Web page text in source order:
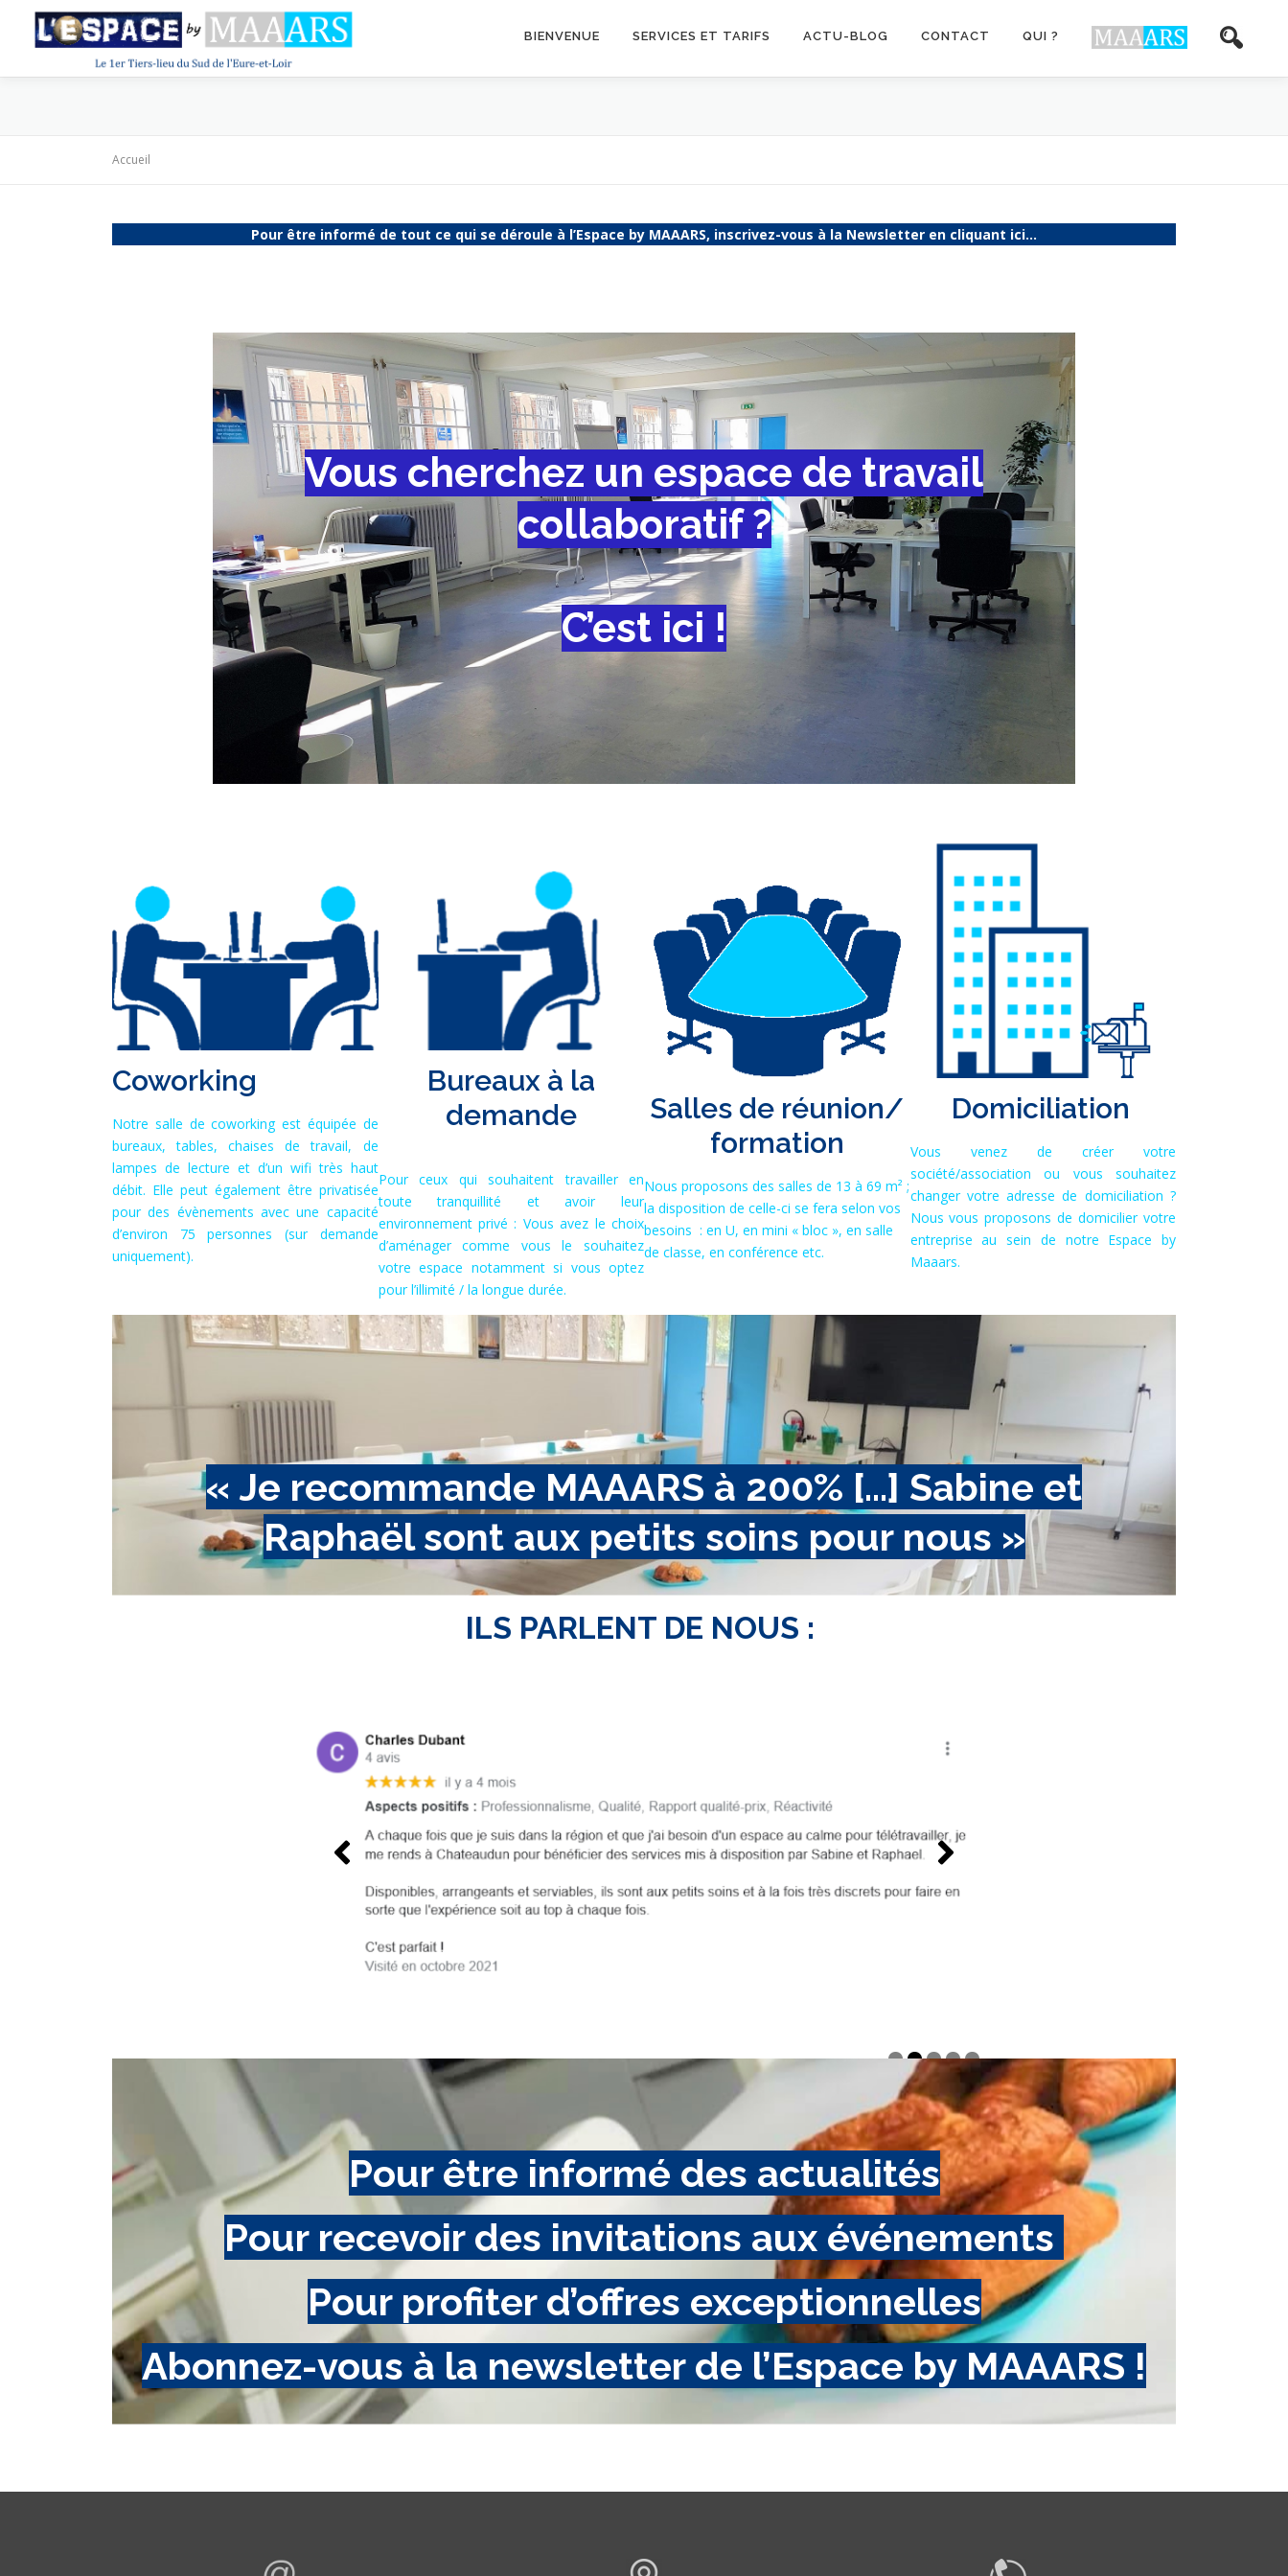
contenu
BIENVENUE SERVICES ET TARIFS ACTU-BLOG CONTACT QUI ?
Accueil
Pour être informé de tout ce qui se déroule à l’Espace by MAAARS, inscrivez-vous à la Newsletter en cliquant ici…
Vous cherchez un espace de travail
collaboratif ?
C’est ici !
Coworking
Notre salle de coworking est équipée de
bureaux, tables, chaises de travail, de
lampes de lecture et d’un wifi très haut
débit. Elle peut également être privatisée
pour des évènements avec une capacité
d’environ 75 personnes (sur demande
uniquement).
Bureaux à la
demande
Pour ceux qui souhaitent travailler en
toute tranquillité et avoir leur
environnement privé : Vous avez le choix
d’aménager comme vous le souhaitez
votre espace notamment si vous optez
pour l’illimité / la longue durée.
Salles de réunion/
formation
Nous proposons des salles de 13 à 69 m² ;
la disposition de celle-ci se fera selon vos
besoins : en U, en mini « bloc », en salle
de classe, en conférence etc.
Domiciliation
Vous venez de créer votre
société/association ou vous souhaitez
changer votre adresse de domiciliation ?
Nous vous proposons de domicilier votre
entreprise au sein de notre Espace by
Maaars.
« Je recommande MAAARS à 200% […] Sabine et
Raphaël sont aux petits soins pour nous »
ILS PARLENT DE NOUS :
Pour être informé des actualités
Pour recevoir des invitations aux événements
Pour profiter d’offres exceptionnelles
Abonnez-vous à la newsletter de l’Espace by MAAARS !